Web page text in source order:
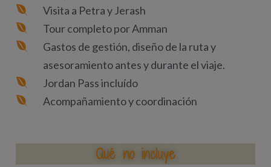
Visita a Petra y Jerash
Tour completo por Amman
Gastos de gestión, diseño de la ruta y
asesoramiento antes y durante el viaje.
Jordan Pass incluído
Acompañamiento y coordinación
Qué no incluye